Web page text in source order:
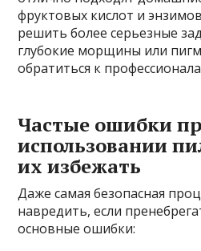
фруктовых кислот и
решить более серьезные
глубокие морщины или
обратиться к
Частые ошибки
использовании
их избежать
Даже самая безопасная
навредить, если
основные ошибки: